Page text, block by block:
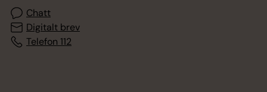
Chatt
Digitalt brev
Telefon 112